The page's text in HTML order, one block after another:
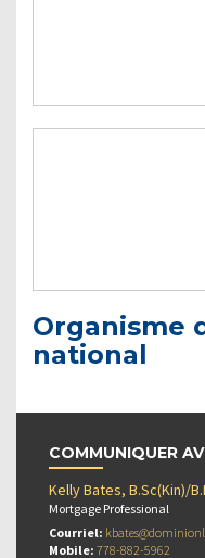
Organisme
national
COMMUNIQUER
Kelly Bates, B.Sc(Kin)/
Mortgage Professional
Courriel:
Mobile: 778-882-5962